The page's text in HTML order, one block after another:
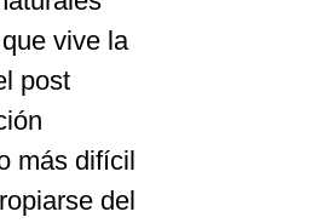
vive la
post
más difícil
del